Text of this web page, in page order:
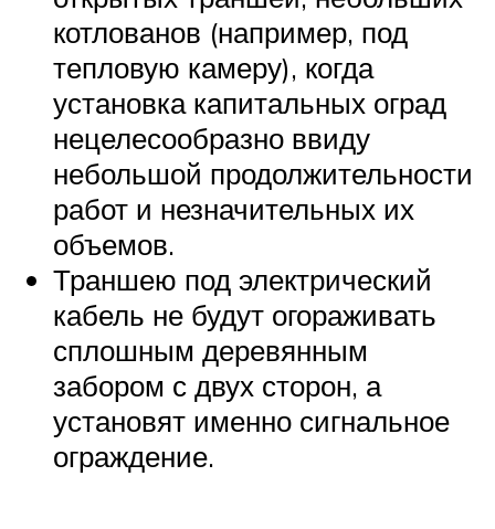
котлованов (например, под
тепловую камеру), когда
установка капитальных оград
нецелесообразно ввиду
небольшой продолжительности
работ и незначительных их
объемов.
Траншею под электрический
кабель не будут огораживать
сплошным деревянным
забором с двух сторон, а
установят именно сигнальное
ограждение.